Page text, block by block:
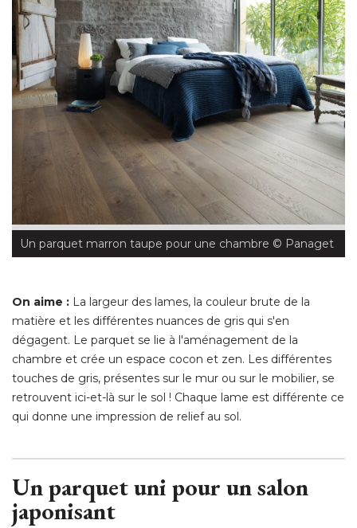
Un parquet marron taupe pour une chambre © Panaget
On aime : La largeur des lames, la couleur brute de la
matière et les différentes nuances de gris qui s'en
dégagent. Le parquet se lie à l'aménagement de la
chambre et crée un espace cocon et zen. Les différentes
touches de gris, présentes sur le mur ou sur le mobilier, se
retrouvent ici-et-là sur le sol ! Chaque lame est différente ce
qui donne une impression de relief au sol.
Un parquet uni pour un salon
japonisant